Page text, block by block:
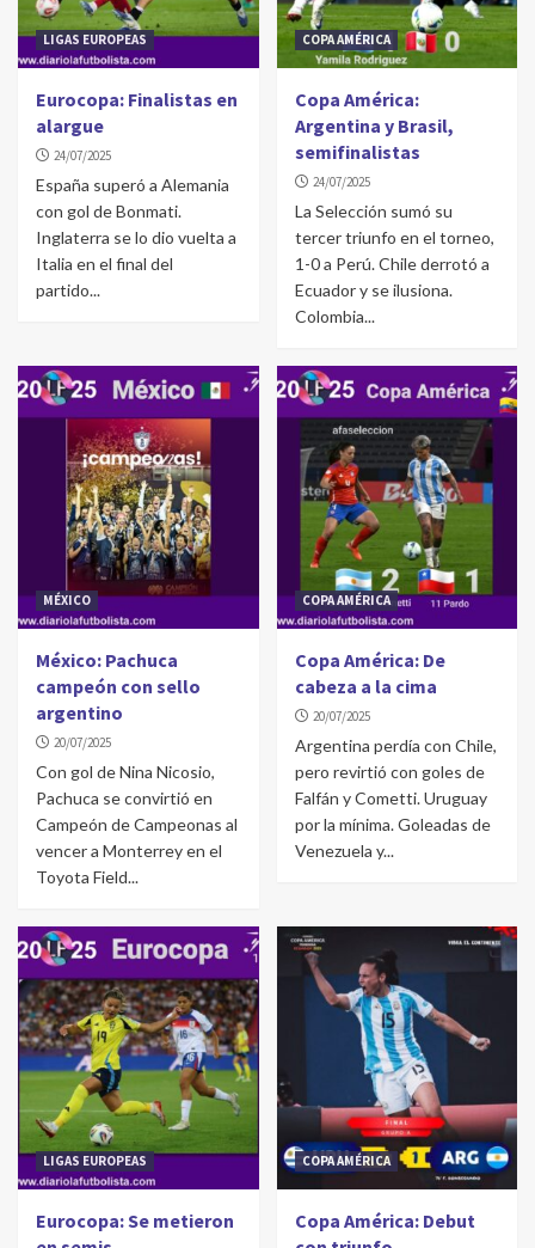
LIGAS EUROPEAS
Eurocopa: Finalistas en
alargue
24/07/2025
España superó a Alemania
con gol de Bonmati.
Inglaterra se lo dio vuelta a
Italia en el final del
partido...
COPA AMÉRICA
Copa América:
Argentina y Brasil,
semifinalistas
24/07/2025
La Selección sumó su
tercer triunfo en el torneo,
1-0 a Perú. Chile derrotó a
Ecuador y se ilusiona.
Colombia...
MÉXICO
México: Pachuca
campeón con sello
argentino
20/07/2025
Con gol de Nina Nicosio,
Pachuca se convirtió en
Campeón de Campeonas al
vencer a Monterrey en el
Toyota Field...
COPA AMÉRICA
Copa América: De
cabeza a la cima
20/07/2025
Argentina perdía con Chile,
pero revirtió con goles de
Falfán y Cometti. Uruguay
por la mínima. Goleadas de
Venezuela y...
LIGAS EUROPEAS
Eurocopa: Se metieron
COPA AMÉRICA
Copa América: Debut